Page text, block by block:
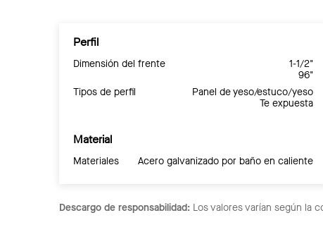
Perfil
Dimensión del frente
1-1/2"
96"
Tipos de perfil
Panel de yeso/estuco/yeso
Te expuesta
Material
Materiales Acero galvanizado por baño en caliente
Descargo de responsabilidad: Los valores varían según la